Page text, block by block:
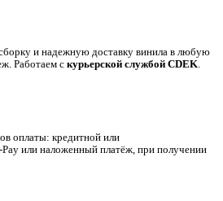
и надежную доставку винила в любую
Работаем с курьерской службой CDEK
оплаты: кредитной или
Pay или наложенный платёж, при получении